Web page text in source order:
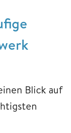
Blick auf